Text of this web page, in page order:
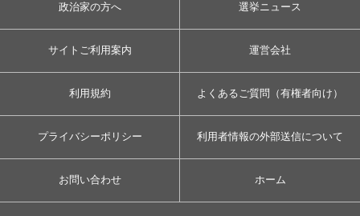
政治家の方へ 選挙ニュース
サイトご利用案内 運営会社
利用規約 よくあるご質問（有権者向け）
プライバシーポリシー 利用者情報の外部送信について
お問い合わせ ホーム